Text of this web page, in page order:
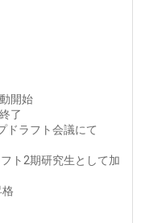
開始
了
ドラフト会議にて
ト2期研究生として加